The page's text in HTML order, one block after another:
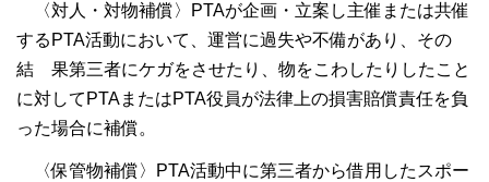
〈対人・対物補償〉PTAが企画・立案し主催または共催
するPTA活動において、運営に過失や不備があり、その
結 果第三者にケガをさせたり、物をこわしたりしたこと
に対してPTAまたはPTA役員が法律上の損害賠償責任を負
った場合に補償。
〈保管物補償〉PTA活動中に第三者から借用したスポー